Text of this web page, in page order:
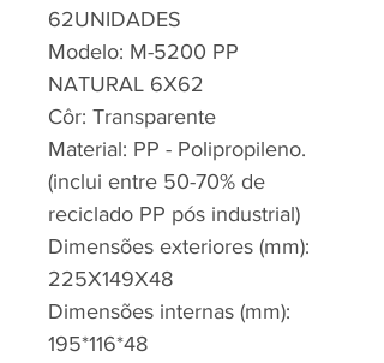
62UNIDADES
Modelo: M-5200 PP
NATURAL 6X62
Côr: Transparente
Material: PP - Polipropileno.
(inclui entre 50-70% de
reciclado PP pós industrial)
Dimensões exteriores (mm):
225X149X48
Dimensões internas (mm):
195*116*48